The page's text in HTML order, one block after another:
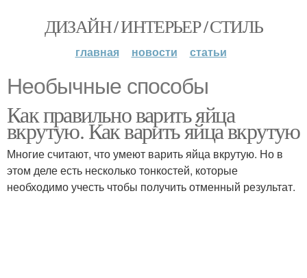
ДИЗАЙН / ИНТЕРЬЕР / СТИЛЬ
главная новости статьи
Необычные способы
Как правильно варить яйца
вкрутую. Как варить яйца вкрутую
Многие считают, что умеют варить яйца вкрутую. Но в
этом деле есть несколько тонкостей, которые
необходимо учесть чтобы получить отменный результат.